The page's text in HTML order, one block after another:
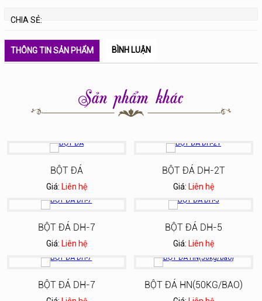
CHIA SẺ:
THÔNG TIN SẢN PHẨM BÌNH LUẬN
Sản phẩm khác
BỘT ĐÁ
Giá: Liên hệ
BỘT ĐÁ DH-2T
Giá: Liên hệ
BỘT ĐÁ DH-7
Giá: Liên hệ
BỘT ĐÁ DH-5
Giá: Liên hệ
BỘT ĐÁ DH-7 BỘT ĐÁ HN(50KG/BAO)